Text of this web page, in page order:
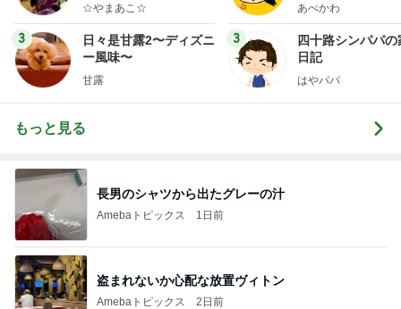
☆やまあこ☆
3
日々是甘露2〜ディズニ
ー風味〜
甘露
あべかわ
3
四十路シンパパの
日記
はやパパ
もっと見る
長男のシャツから出たグレーの汁
Amebaトピックス 1日前
盗まれないか心配な放置ヴィトン
Amebaトピックス 2日前